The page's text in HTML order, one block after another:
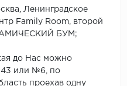
Ленинградское
Family Room, второй
БУМ;
до Нас можно
или №6, по
проехав одну